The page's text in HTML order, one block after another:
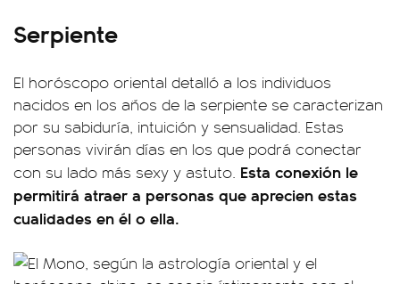
Serpiente
El horóscopo oriental detalló a los individuos
nacidos en los años de la serpiente se caracterizan
por su sabiduría, intuición y sensualidad. Estas
personas vivirán días en los que podrá conectar
con su lado más sexy y astuto. Esta conexión le
permitirá atraer a personas que aprecien estas
cualidades en él o ella.